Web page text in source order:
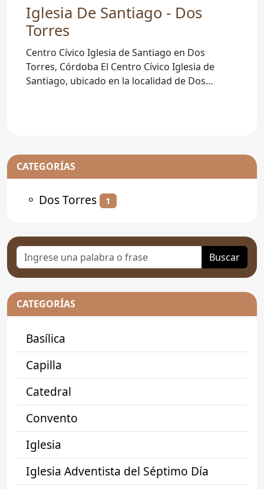
Iglesia De Santiago - Dos
Torres
Centro Cívico Iglesia de Santiago en Dos
Torres, Córdoba El Centro Cívico Iglesia de
Santiago, ubicado en la localidad de Dos
CATEGORÍAS
⚬ Dos Torres 1
Buscar
CATEGORÍAS
Basílica
Capilla
Catedral
Convento
Iglesia
Iglesia Adventista del Séptimo Día